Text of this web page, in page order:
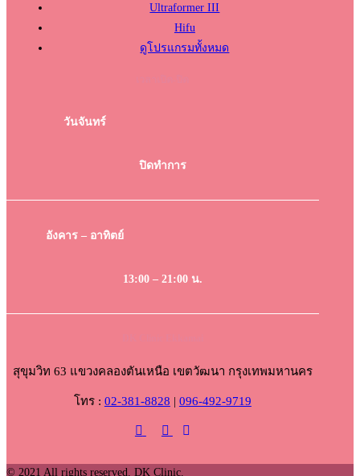
Ultraformer III
Hifu
ดูโปรแกรมทั้งหมด
วันจันทร์
ปิดทำการ
อังคาร – อาทิตย์
13:00 – 21:00 น.
สุขุมวิท 63 แขวงคลองตันเหนือ เขตวัฒนา กรุงเทพมหานคร
โทร : 02-381-8828 | 096-492-9719
© 2021 All rights reserved. DK Clinic.